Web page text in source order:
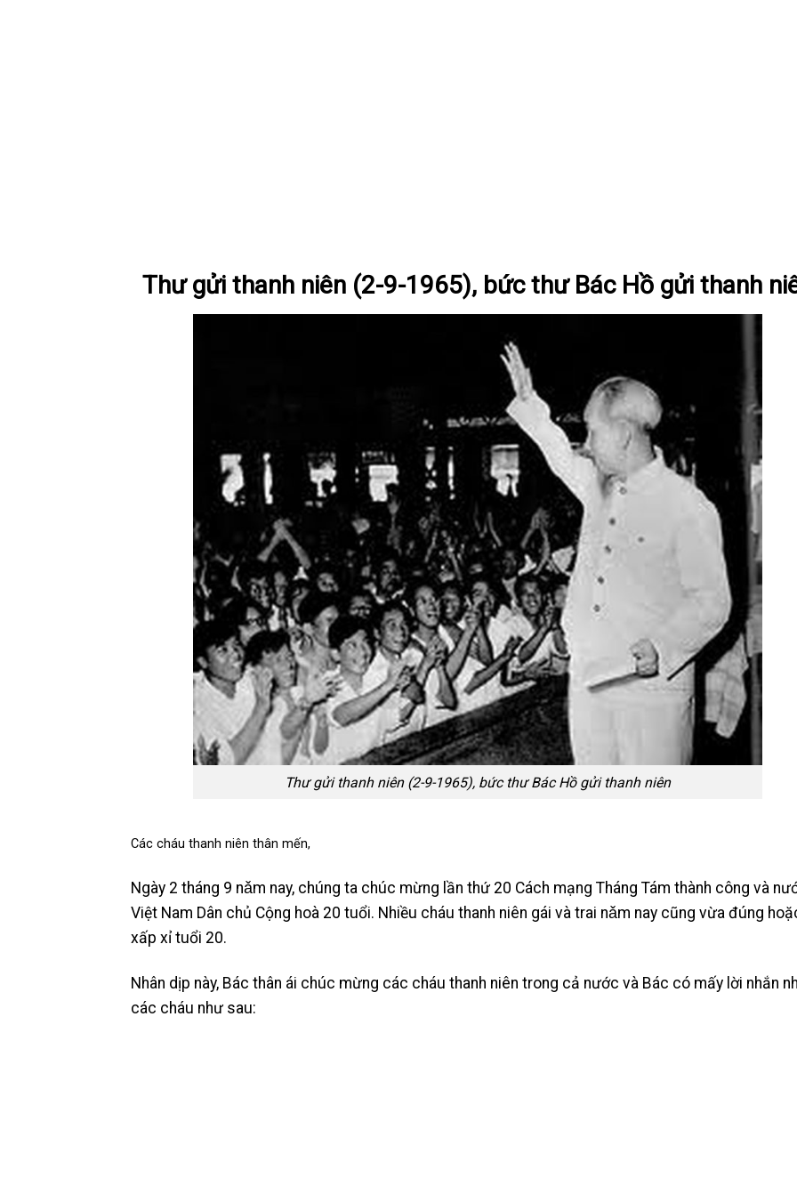
Thư gửi thanh niên (2-9-1965), bức thư Bác Hồ gửi thanh
Thư gửi thanh niên (2-9-1965), bức thư Bác Hồ gửi thanh niên
Các cháu thanh niên thân mến,
Ngày 2 tháng 9 nǎm nay, chúng ta chúc mừng lần thứ 20 Cách mạng Tháng Tám thành công và
Việt Nam Dân chủ Cộng hoà 20 tuổi. Nhiều cháu thanh niên gái và trai nǎm nay cũng vừa đúng
xấp xỉ tuổi 20.
Nhân dịp này, Bác thân ái chúc mừng các cháu thanh niên trong cả nước và Bác có mấy lời nhắn
các cháu như sau: